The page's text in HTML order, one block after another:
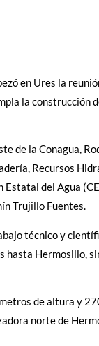
en Ures la
la construcción
de la Conagua,
Recursos
Estatal del Agua
Trujillo Fuentes.
técnico y
hasta Hermosillo,
de altura y
norte de